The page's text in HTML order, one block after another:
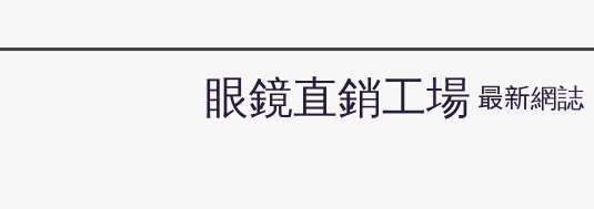
眼鏡直銷工場 最新網誌